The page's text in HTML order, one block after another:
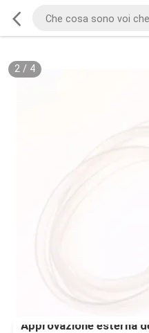
2/ 4
Approvazione esterna